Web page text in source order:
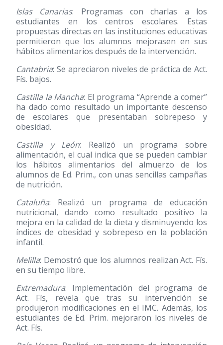
Islas Canarias: Programas con charlas a los
estudiantes en los centros escolares. Estas
propuestas directas en las instituciones educativas
permitieron que los alumnos mejorasen en sus
hábitos alimentarios después de la intervención.
Cantabria: Se apreciaron niveles de práctica de Act.
Fís. bajos.
Castilla la Mancha: El programa “Aprende a comer”
ha dado como resultado un importante descenso
de escolares que presentaban sobrepeso y
obesidad.
Castilla y León: Realizó un programa sobre
alimentación, el cual indica que se pueden cambiar
los hábitos alimentarios del almuerzo de los
alumnos de Ed. Prim., con unas sencillas campañas
de nutrición.
Cataluña: Realizó un programa de educación
nutricional, dando como resultado positivo la
mejora en la calidad de la dieta y disminuyendo los
índices de obesidad y sobrepeso en la población
infantil.
Melilla: Demostró que los alumnos realizan Act. Fís.
en su tiempo libre.
Extremadura: Implementación del programa de
Act. Fís, revela que tras su intervención se
produjeron modificaciones en el IMC. Además, los
estudiantes de Ed. Prim. mejoraron los niveles de
Act. Fís.